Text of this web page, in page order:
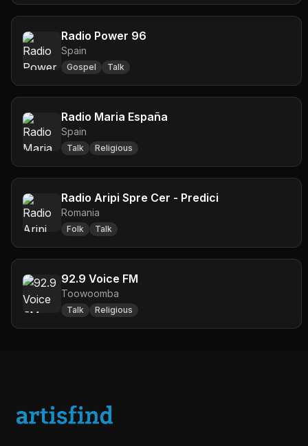
Radio Power 96
Spain
Gospel Talk
Radio Maria España
Spain
Talk Religious
Radio Aripi Spre Cer - Predici
Romania
Folk Talk
92.9 Voice FM
Toowoomba
Talk Religious